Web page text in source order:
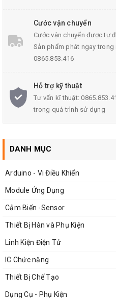
Kiểu chân cắmDIP
Điện áp ngược cực đại
Transistor:
U CEO= 55V
IC=50mA
Dải nhiệt độ hoạt động: -
Cước vận chuyển
Cước vận chuyển được tự
Sản phẩm phát ngay trong
0865.853.416
Hỗ trợ kỹ thuật
Tư vấn kĩ thuật:
trong quá trình sử dụng
DANH MỤC
Arduino - Vi Điều Khiển
Module Ứng Dụng
Cảm Biến -Sensor
Thiết Bị Hàn và Phụ Kiện
Linh Kiện Điện Tử
IC Chức năng
Thiết Bị Chế Tạo
Dụng Cụ - Phụ Kiện